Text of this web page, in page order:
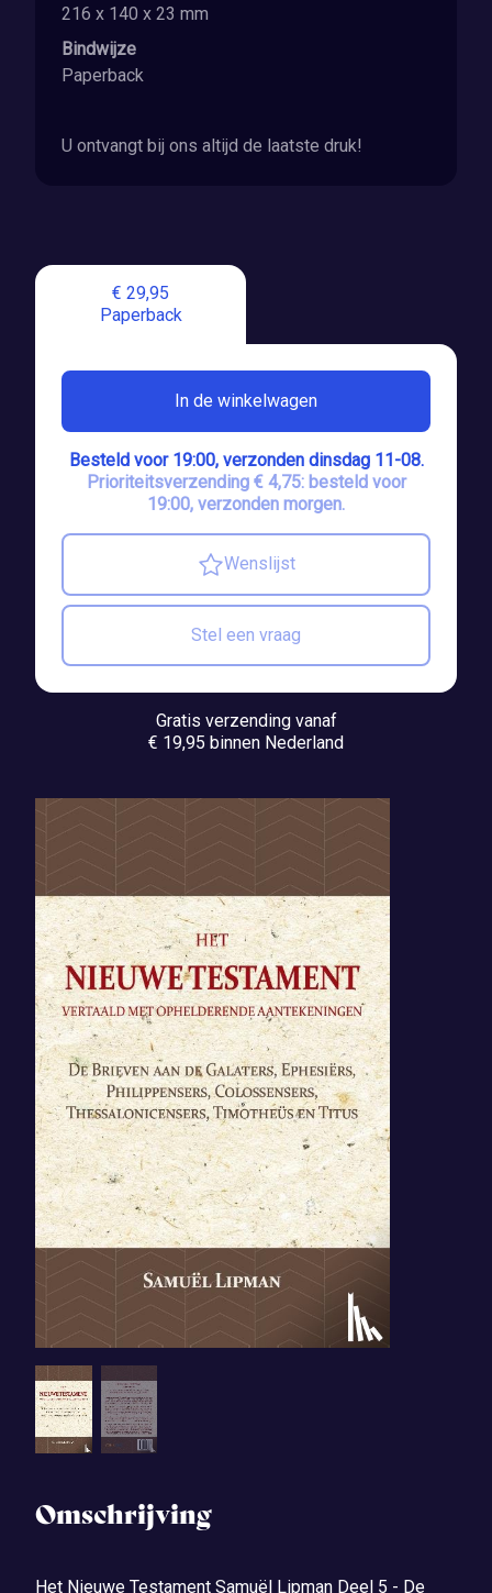
Omschrijving
Het Nieuwe Testament Samuël Lipman Deel 5 - De
€ 29,95
Paperback
In de winkelwagen
Besteld voor 19:00, verzonden dinsdag 11-08.
Prioriteitsverzending € 4,75: besteld voor
19:00, verzonden morgen.
Wenslijst
Stel een vraag
Gratis verzending vanaf
€ 19,95 binnen Nederland
216 x 140 x 23 mm
Bindwijze
Paperback
U ontvangt bij ons altijd de laatste druk!